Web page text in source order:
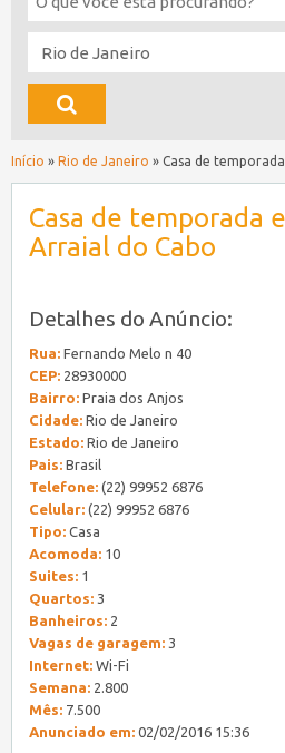
Início » Rio de Janeiro » Casa de
Casa de temporada
Arraial do Cabo
Detalhes do Anúncio:
Rua: Fernando Melo n 40
CEP: 28930000
Bairro: Praia dos Anjos
Cidade: Rio de Janeiro
Estado: Rio de Janeiro
Pais: Brasil
Telefone: (22) 99952 6876
Celular: (22) 99952 6876
Tipo: Casa
Acomoda: 10
Suites: 1
Quartos: 3
Banheiros: 2
Vagas de garagem: 3
Internet: Wi-Fi
Semana: 2.800
Mês: 7.500
Anunciado em: 02/02/2016 15:36